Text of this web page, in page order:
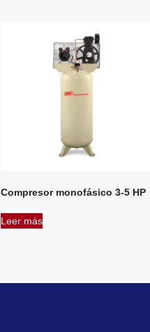
Compresor monofásico 3-5 HP
Leer más